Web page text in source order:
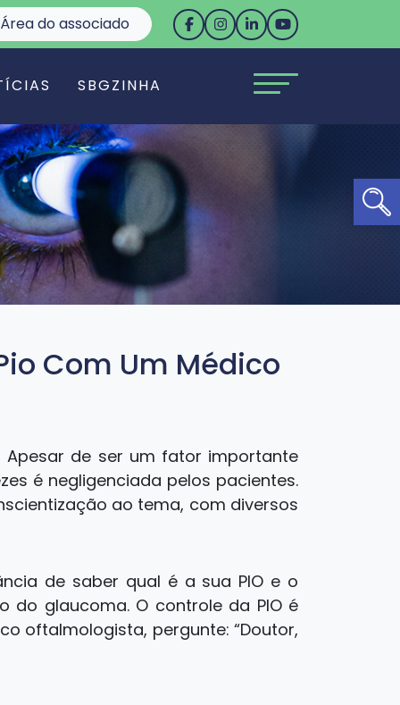
Área do associado
SBGZINHA
Com Um Médico
de ser um fator importante
é negligenciada pelos pacientes.
ao tema, com diversos
de saber qual é a sua PIO e o
do glaucoma. O controle da PIO é
oftalmologista, pergunte: “Doutor,